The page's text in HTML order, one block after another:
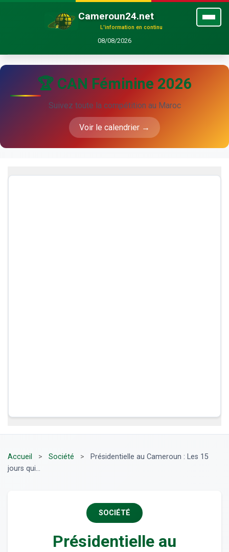
Cameroun24.net
L'information en continu
08/08/2026
🏆 CAN Féminine 2026
Suivez toute la compétition au Maroc
Voir le calendrier →
Accueil > Société >
Présidentielle au Cameroun : Les 15
jours qui...
SOCIÉTÉ
Présidentielle au